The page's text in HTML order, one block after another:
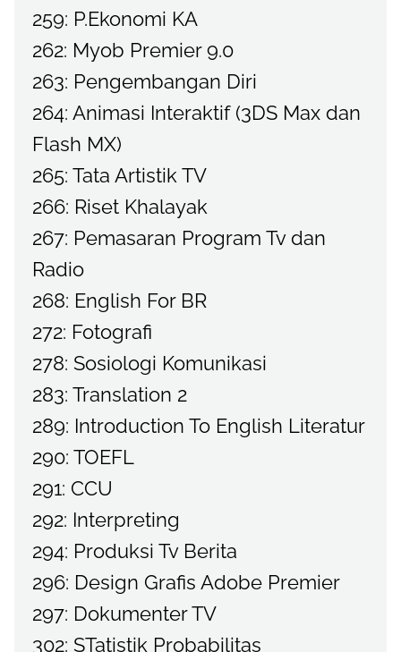
259: P.Ekonomi KA
262: Myob Premier 9.0
263: Pengembangan Diri
264: Animasi Interaktif (3DS Max dan
Flash MX)
265: Tata Artistik TV
266: Riset Khalayak
267: Pemasaran Program Tv dan
Radio
268: English For BR
272: Fotografi
278: Sosiologi Komunikasi
283: Translation 2
289: Introduction To English Literatur
290: TOEFL
291: CCU
292: Interpreting
294: Produksi Tv Berita
296: Design Grafis Adobe Premier
297: Dokumenter TV
302: STatistik Probabilitas